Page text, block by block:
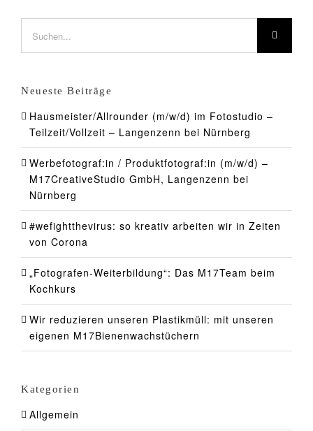
nach:
Neueste Beiträge
Hausmeister/Allrounder (m/w/d) im Fotostudio –
Teilzeit/Vollzeit – Langenzenn bei Nürnberg
Werbefotograf:in / Produktfotograf:in (m/w/d) –
M17CreativeStudio GmbH, Langenzenn bei
Nürnberg
#wefightthevirus: so kreativ arbeiten wir in Zeiten
von Corona
„Fotografen-Weiterbildung“: Das M17Team beim
Kochkurs
Wir reduzieren unseren Plastikmüll: mit unseren
eigenen M17Bienenwachstüchern
Kategorien
Allgemein